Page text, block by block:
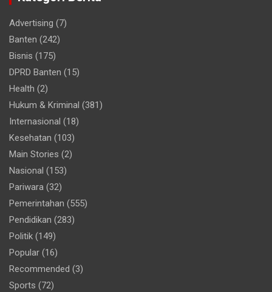
Advertising (7)
Banten (242)
Bisnis (175)
DPRD Banten (15)
Health (2)
Hukum & Kriminal (381)
Internasional (18)
Kesehatan (103)
Main Stories (2)
Nasional (153)
Pariwara (32)
Pemerintahan (555)
Pendidikan (283)
Politik (149)
Popular (16)
Recommended (3)
Sports (72)